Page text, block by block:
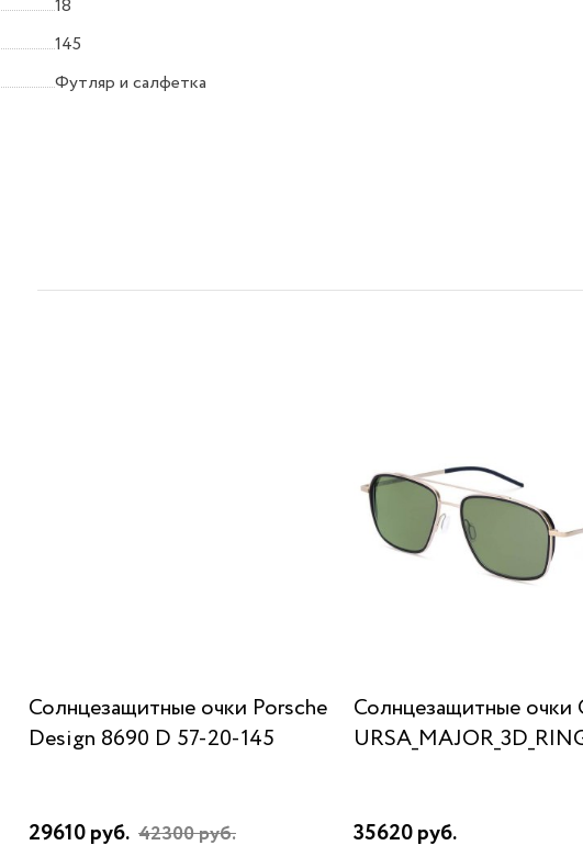
18
145
Футляр и салфетка
Солнцезащитные очки Porsche
Design 8690 D 57-20-145
29610 руб. 42300 руб.
Солнцезащитные очки
35620 руб.